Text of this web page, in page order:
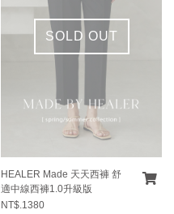
SOLD OUT
HEALER Made 天天西褲 舒
適中線西褲1.0升級版
NT$.1380